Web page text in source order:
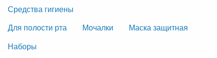
Средства гигиены
Для полости рта
Мочалки
Маска защитная
Наборы